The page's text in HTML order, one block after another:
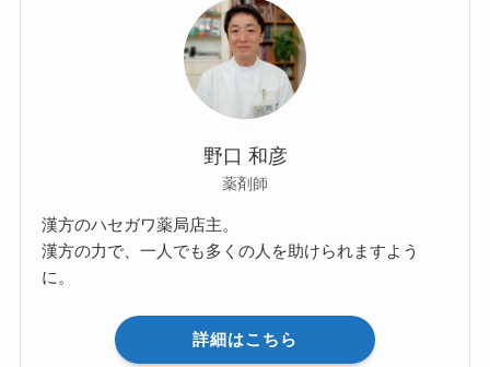
野口 和彦
薬剤師
漢方のハセガワ薬局店主。
漢方の力で、一人でも多くの人を助けられますよう
に。
詳細はこちら